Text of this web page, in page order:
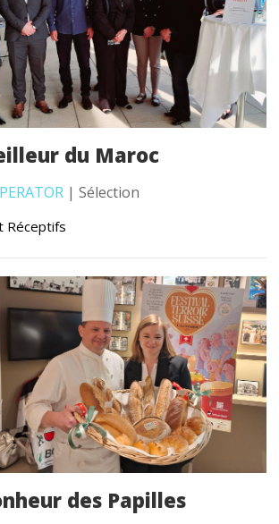
du Maroc
| Sélection
Réceptifs
des Papilles